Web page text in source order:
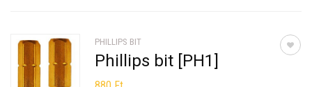
PHILLIPS BIT
Phillips bit [PH1]